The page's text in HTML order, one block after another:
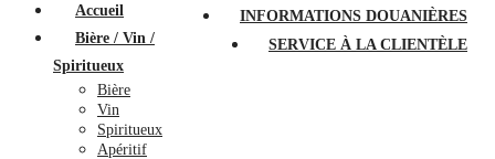
INFORMATIONS DOUANIÈRES
SERVICE À LA CLIENTÈLE
Accueil
Bière / Vin /
Spiritueux
Bière
Vin
Spiritueux
Apéritif